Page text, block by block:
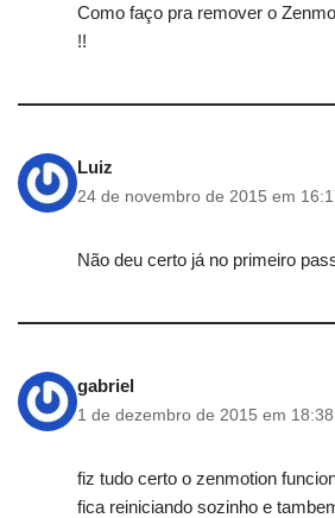
Como faço pra remover o
!!
Luiz
24 de novembro de 2015 em
Não deu certo já no primeiro
gabriel
1 de dezembro de 2015 em 18:38
fiz tudo certo o zenmotion
fica reiniciando sozinho e